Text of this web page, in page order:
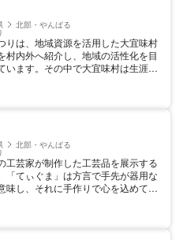
が取り組んでいる水源地域ビジョン
ーリズムの推進を図り、塩屋湾内外
ドルを灯し、沖縄八景と言われた景
知度を高め、湾内地域の活性化をめ
ます。
北部・やんばる
りは、地域資源を活用した大宜味村
村内外へ紹介し、地域の活性化を目
います。その中で大宜味村は生涯現
なども行われました。大宜味村と交
宮城県や福島県、秋田県からも出展
した。
北部・やんばる
工芸家が制作した工芸品を展示する
「てぃぐま」は方言で手先が器用な
味し、それに手作りで心を込めて作